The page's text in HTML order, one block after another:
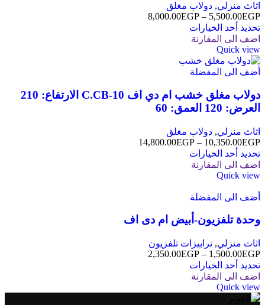
اثاث منزلي, دولاب مغلق
5,500.00EGP
–
8,000.00EGP
تحديد أحد الخيارات
اضف الى المقارنة
Quick view
أضف الى المفضلة
دولاب مغلق خشب ام دي اف C.CB-10 الارتفاع: 210
العرض: 120 العمق: 60
اثاث منزلي, دولاب مغلق
10,350.00EGP
–
14,800.00EGP
تحديد أحد الخيارات
اضف الى المقارنة
Quick view
أضف الى المفضلة
وحدة تلفزيون-أبيض ام دى اف
اثاث منزلي, ترابيزات تلفزيون
1,500.00EGP
–
2,350.00EGP
تحديد أحد الخيارات
اضف الى المقارنة
Quick view